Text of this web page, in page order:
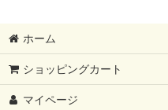
ホーム
ショッピングカート
マイページ